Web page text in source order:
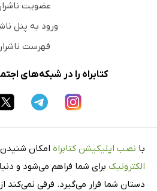
عضویت
ورود به پنل
فهرست
کتابراه را در شبکه‌های
با نصب اپلیکیشن کتابراه امکان شنیدن
الکترونیک برای شما فراهم می‌شود و
دستان شما قرار می‌گیرد. فرقی نمی‌کند از